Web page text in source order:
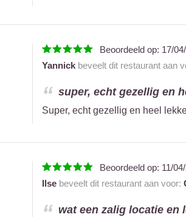
Beoordeeld op: 17/
Yannickbeveelt dit restaurant aan
super, echt gezellig en
Super, echt gezellig en heel
Beoordeeld op: 11/
Ilsebeveelt dit restaurant aan voor:
wat een zalig locatie en